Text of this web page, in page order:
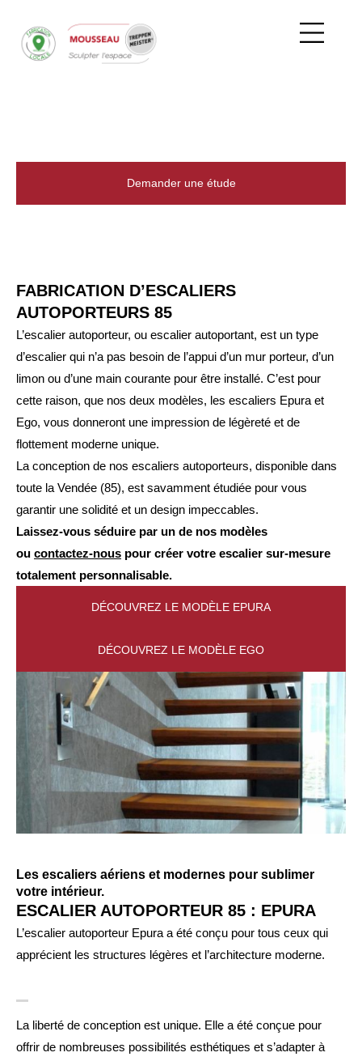
Demander une étude
FABRICATION D’ESCALIERS
AUTOPORTEURS 85
L’escalier autoporteur, ou escalier autoportant, est un type
d’escalier qui n’a pas besoin de l’appui d’un mur porteur, d’un
limon ou d’une main courante pour être installé. C’est pour
cette raison, que nos deux modèles, les escaliers Epura et
Ego, vous donneront une impression de légèreté et de
flottement moderne unique.
La conception de nos escaliers autoporteurs, disponible dans
toute la Vendée (85), est savamment étudiée pour vous
garantir une solidité et un design impeccables.
Laissez-vous séduire par un de nos modèles
ou contactez-nous pour créer votre escalier sur-mesure
totalement personnalisable.
DÉCOUVREZ LE MODÈLE EPURA
DÉCOUVREZ LE MODÈLE EGO
Les escaliers aériens et modernes pour sublimer
votre intérieur.
ESCALIER AUTOPORTEUR 85 : EPURA
L’escalier autoporteur Epura a été conçu pour tous ceux qui
apprécient les structures légères et l’architecture moderne.
La liberté de conception est unique. Elle a été conçue pour
offrir de nombreuses possibilités esthétiques et s’adapter à